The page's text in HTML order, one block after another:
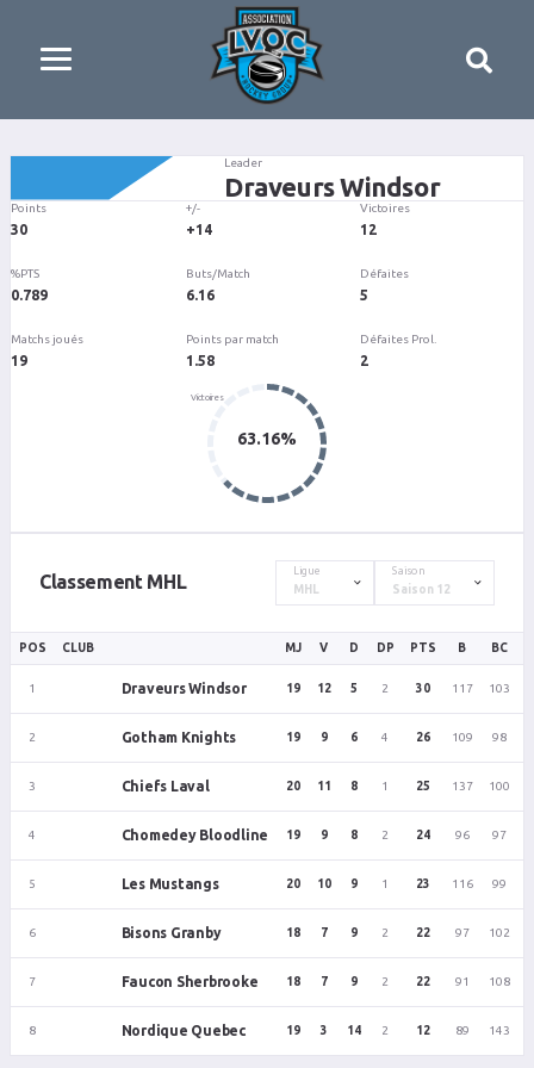
Leader
Draveurs Windsor
Points
30
+/-
+14
Victoires
12
%PTS
0.789
Buts/Match
6.16
Défaites
5
Matchs joués
19
Points par match
1.58
Défaites Prol.
2
63.16%
Classement MHL
Ligue Saison
POS CLUB MJ V D DP PTS B BC
1 Draveurs Windsor 19 12 5 2 30 117 103
2 Gotham Knights 19 9 6 4 26 109 98
3 Chiefs Laval 20 11 8 1 25 137 100
4 Chomedey Bloodline 19 9 8 2 24 96 97
5 Les Mustangs 20 10 9 1 23 116 99
6 Bisons Granby 18 7 9 2 22 97 102
7 Faucon Sherbrooke 18 7 9 2 22 91 108
8 Nordique Quebec 19 3 14 2 12 89 143